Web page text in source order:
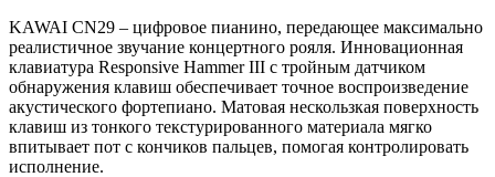
KAWAI CN29 – цифровое пианино, передающее максимально
реалистичное звучание концертного рояля. Инновационная
клавиатура Responsive Hammer III с тройным датчиком
обнаружения клавиш обеспечивает точное воспроизведение
акустического фортепиано. Матовая нескользкая поверхность
клавиш из тонкого текстурированного материала мягко
впитывает пот с кончиков пальцев, помогая контролировать
исполнение.